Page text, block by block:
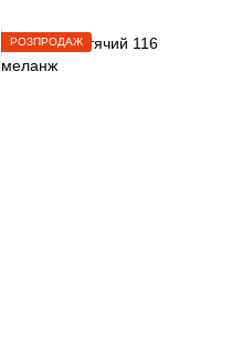
РОЗПРОДАЖ